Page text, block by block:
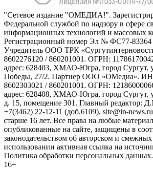
"Сетевое издание "ОМЕДИА!".
Федеральной службой по надзору в сфере
информационных технологий и массовых
Регистрационный номер Эл № ФС77-83364
Учредитель ООО ТРК
8602276120 / 860201001. ОГРН:
адрес: 628403, ХМАО-Югра, город Сургут,
Победы, 27/2. Партнер ООО «ОМедиа».
8602303021 / 860201001. ОГРН:
адрес: 628408, ХМАО-Югра, город Сургут,
д. 15, помещение 301. Главный редактор:
+7(3462) 22-12-11 (доб.6109), site@in-
старше 16 лет. Все права на любые
опубликованные на сайте, защищены в
законодательством об авторском и
использовании активная ссылка на
Политика обработки персональных данных.
16+